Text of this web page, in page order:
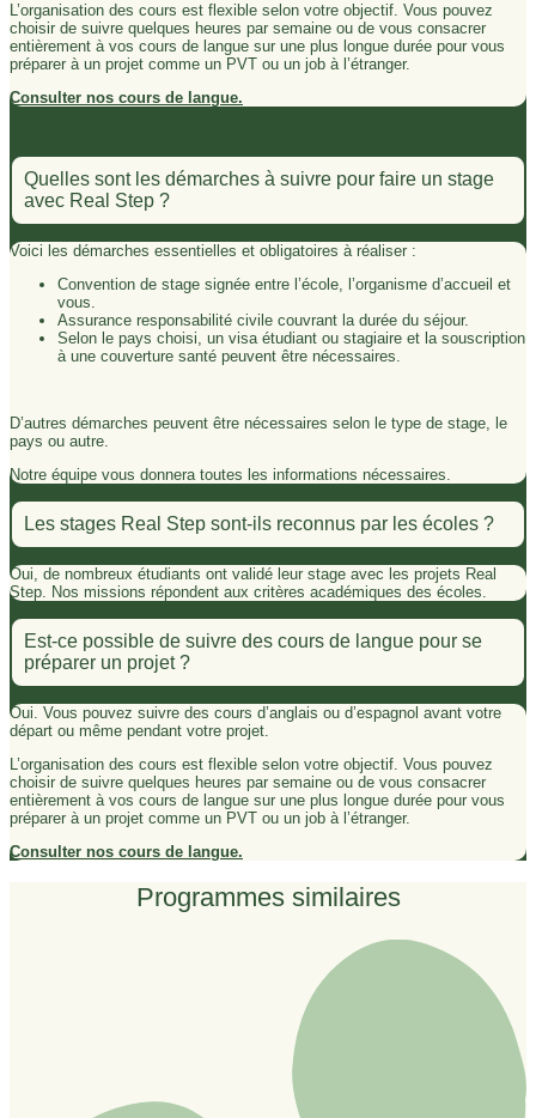
L’organisation des cours est flexible selon votre objectif. Vous pouvez
choisir de suivre quelques heures par semaine ou de vous consacrer
entièrement à vos cours de langue sur une plus longue durée pour vous
préparer à un projet comme un PVT ou un job à l’étranger.
Consulter nos cours de langue.
Quelles sont les démarches à suivre pour faire un stage
avec Real Step ?
Voici les démarches essentielles et obligatoires à réaliser :
Convention de stage signée entre l’école, l’organisme d’accueil et
vous.
Assurance responsabilité civile couvrant la durée du séjour.
Selon le pays choisi, un visa étudiant ou stagiaire et la souscription
à une couverture santé peuvent être nécessaires.
D’autres démarches peuvent être nécessaires selon le type de stage, le
pays ou autre.
Notre équipe vous donnera toutes les informations nécessaires.
Les stages Real Step sont-ils reconnus par les écoles ?
Oui, de nombreux étudiants ont validé leur stage avec les projets Real
Step. Nos missions répondent aux critères académiques des écoles.
Est-ce possible de suivre des cours de langue pour se
préparer un projet ?
Oui. Vous pouvez suivre des cours d’anglais ou d’espagnol avant votre
départ ou même pendant votre projet.
L’organisation des cours est flexible selon votre objectif. Vous pouvez
choisir de suivre quelques heures par semaine ou de vous consacrer
entièrement à vos cours de langue sur une plus longue durée pour vous
préparer à un projet comme un PVT ou un job à l’étranger.
Consulter nos cours de langue.
Programmes similaires